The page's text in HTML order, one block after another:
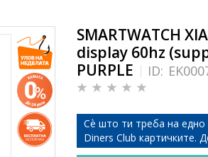
SMARTWATCH
display 60hz
PURPLE
ID:
Сѐ што ти треба на
Diners Club картичките.